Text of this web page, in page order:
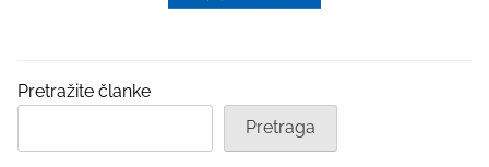
Pretražite članke
Pretraga